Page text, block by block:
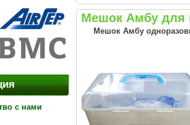
с нами
Мешок Амбу для
Мешок Амбу